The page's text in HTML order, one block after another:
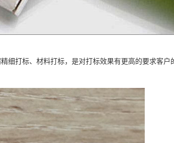
细打标、材料打标，是对打标效果有更高的要求客户